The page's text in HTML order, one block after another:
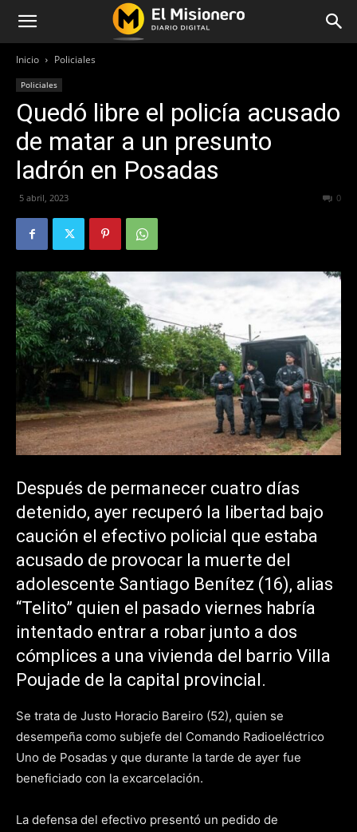
Inicio Policiales
Policiales
Quedó libre el policía acusado
de matar a un presunto
ladrón en Posadas
5 abril, 2023 0
Después de permanecer cuatro días
detenido, ayer recuperó la libertad bajo
caución el efectivo policial que estaba
acusado de provocar la muerte del
adolescente Santiago Benítez (16), alias
“Telito” quien el pasado viernes habría
intentado entrar a robar junto a dos
cómplices a una vivienda del barrio Villa
Poujade de la capital provincial.
Se trata de Justo Horacio Bareiro (52), quien se
desempeña como subjefe del Comando Radioeléctrico
Uno de Posadas y que durante la tarde de ayer fue
beneficiado con la excarcelación.
La defensa del efectivo presentó un pedido de